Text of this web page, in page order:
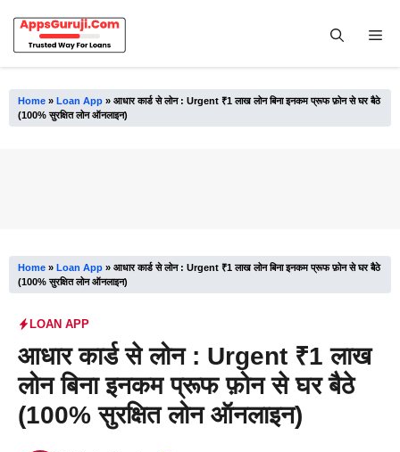
content
Home » Loan App » आधार कार्ड से लोन : Urgent ₹1 लाख लोन बिना इनकम प्रूफ फ़ोन से घर बैठे
(100% सुरक्षित लोन ऑनलाइन)
Home » Loan App » आधार कार्ड से लोन : Urgent ₹1 लाख लोन बिना इनकम प्रूफ फ़ोन से घर बैठे
(100% सुरक्षित लोन ऑनलाइन)
LOAN APP
आधार कार्ड से लोन : Urgent ₹1 लाख
लोन बिना इनकम प्रूफ फ़ोन से घर बैठे
(100% सुरक्षित लोन ऑनलाइन)